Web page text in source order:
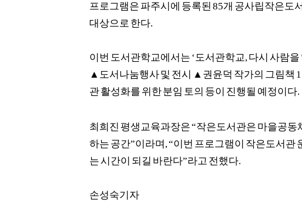
프로그램은 파주시에 등록된 85개 공사립작은도
대상으로 한다.
이번 도서관학교에서는 ‘도서관학교,다시 사람을
▲ 도서나눔행사 및 전시 ▲ 권윤덕 작가의 그림책 1
관 활성화를 위한 분임 토의 등이 진행될 예정이다.
최희진 평생교육과장은“작은도서관은 마을공동
하는 공간”이라며 , “이번 프로그램이 작은도서관
는 시간이 되길 바란다”라고 전했다.
손성숙기자